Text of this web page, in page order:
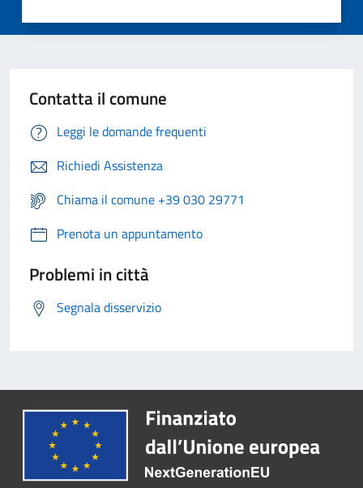
Contatta il comune
Leggi le domande frequenti
Richiedi Assistenza
Chiama il comune +39 030 29771
Prenota un appuntamento
Problemi in città
Segnala disservizio